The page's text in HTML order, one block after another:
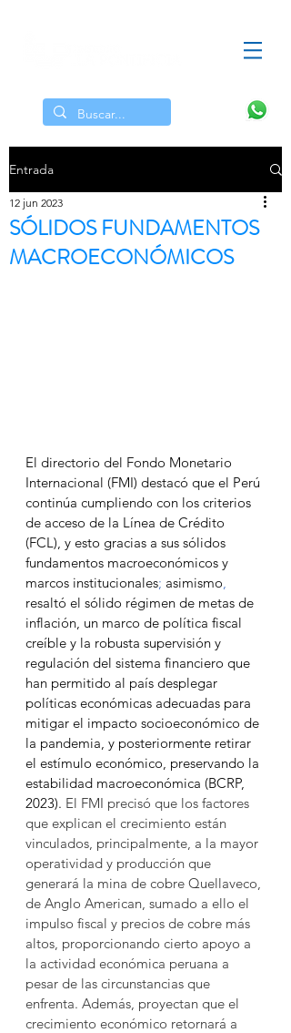
Entrada
SÓLIDOS FUNDAMENTOS
MACROECONÓMICOS
12 jun 2023
El directorio del Fondo Monetario
Internacional (FMI) destacó que el Perú
continúa cumpliendo con los criterios
de acceso de la Línea de Crédito
(FCL), y esto gracias a sus sólidos
fundamentos macroeconómicos y
marcos institucionales; asimismo,
resaltó el sólido régimen de metas de
inflación, un marco de política fiscal
creíble y la robusta supervisión y
regulación del sistema financiero que
han permitido al país desplegar
políticas económicas adecuadas para
mitigar el impacto socioeconómico de
la pandemia, y posteriormente retirar
el estímulo económico, preservando la
estabilidad macroeconómica ​(BCRP,
2023)​. El FMI precisó que los factores
que explican el crecimiento están
vinculados, principalmente, a la mayor
operatividad y producción que
generará la mina de cobre Quellaveco,
de Anglo American, sumado a ello el
impulso fiscal y precios de cobre más
altos, proporcionando cierto apoyo a
la actividad económica peruana a
pesar de las circunstancias que
enfrenta. Además, proyectan que el
crecimiento económico retornará a